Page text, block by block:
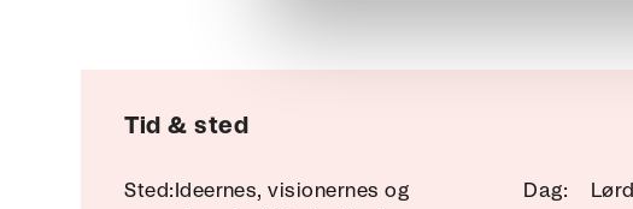
Tid & sted
Sted: Ideernes, visionernes og
Dag: